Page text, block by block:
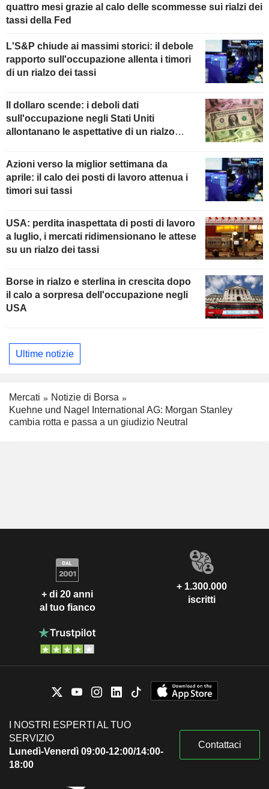
quattro mesi grazie al calo delle scommesse sui rialzi dei
tassi della Fed
L'S&P chiude ai massimi storici: il debole
rapporto sull'occupazione allenta i timori
di un rialzo dei tassi
Il dollaro scende: i deboli dati
sull'occupazione negli Stati Uniti
allontanano le aspettative di un rialzo
Azioni verso la miglior settimana da
aprile: il calo dei posti di lavoro attenua i
timori sui tassi
USA: perdita inaspettata di posti di lavoro
a luglio, i mercati ridimensionano le attese
su un rialzo dei tassi
Borse in rialzo e sterlina in crescita dopo
il calo a sorpresa dell'occupazione negli
USA
Ultime notizie
Mercati
Notizie di Borsa
Kuehne und Nagel International AG: Morgan Stanley
cambia rotta e passa a un giudizio Neutral
+ di 20 anni
al tuo fianco
+ 1.300.000
iscritti
I NOSTRI ESPERTI AL TUO
SERVIZIO
Lunedì-Venerdì 09:00-12:00/14:00-
18:00
Contattaci